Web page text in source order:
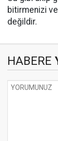
bitirmenizi
değildir.
HABERE